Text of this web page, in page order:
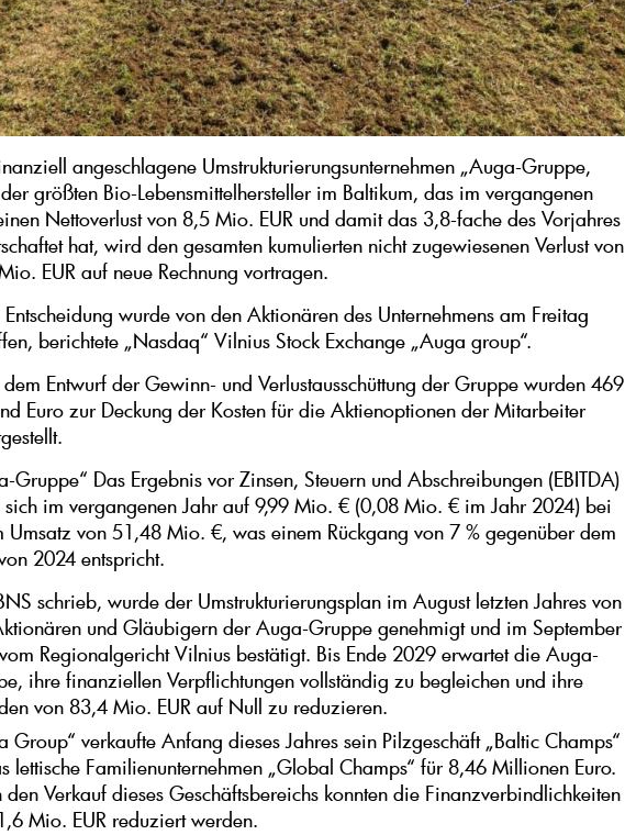
angeschlagene Umstrukturierungsunternehmen „Auga-Gruppe,
größten Bio-Lebensmittelhersteller im Baltikum, das im vergangenen
Nettoverlust von 8,5 Mio. EUR und damit das 3,8-fache des Vorjahres
hat, wird den gesamten kumulierten nicht zugewiesenen Verlust von
EUR auf neue Rechnung vortragen.
Entscheidung wurde von den Aktionären des Unternehmens am Freitag
berichtete „Nasdaq“ Vilnius Stock Exchange „Auga group“.
Entwurf der Gewinn- und Verlustausschüttung der Gruppe wurden 469
Euro zur Deckung der Kosten für die Aktienoptionen der Mitarbeiter
Gruppe“ Das Ergebnis vor Zinsen, Steuern und Abschreibungen (EBITDA)
sich im vergangenen Jahr auf 9,99 Mio. € (0,08 Mio. € im Jahr 2024) bei
Umsatz von 51,48 Mio. €, was einem Rückgang von 7 % gegenüber dem
2024 entspricht.
schrieb, wurde der Umstrukturierungsplan im August letzten Jahres von
und Gläubigern der Auga-Gruppe genehmigt und im September
Regionalgericht Vilnius bestätigt. Bis Ende 2029 erwartet die Auga-
ihre finanziellen Verpflichtungen vollständig zu begleichen und ihre
von 83,4 Mio. EUR auf Null zu reduzieren.
Group“ verkaufte Anfang dieses Jahres sein Pilzgeschäft „Baltic Champs“
lettische Familienunternehmen „Global Champs“ für 8,46 Millionen Euro.
den Verkauf dieses Geschäftsbereichs konnten die Finanzverbindlichkeiten
Mio. EUR reduziert werden.